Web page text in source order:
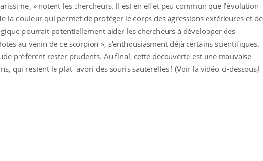
» notent les chercheurs. Il est en effet peu commun que l'évolution
la douleur qui permet de protéger le corps des agressions extérieures et de
pourrait potentiellement aider les chercheurs à développer des
au venin de ce scorpion », s'enthousiasment déjà certains scientifiques.
préfèrent rester prudents. Au final, cette découverte est une mauvaise
qui restent le plat favori des souris sauterelles ! (Voir la vidéo ci-dessous)